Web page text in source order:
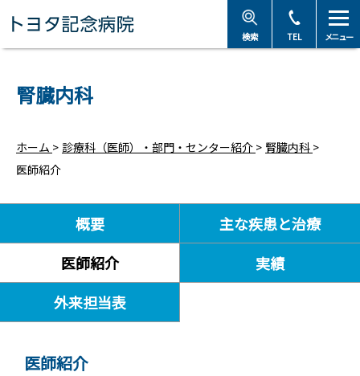
メニュー
TEL
検索
腎臓内科
ホーム > 診療科（医師）・部門・センター紹介 > 腎臓内科 >
医師紹介
概要
主な疾患と治療
医師紹介
実績
外来担当表
医師紹介